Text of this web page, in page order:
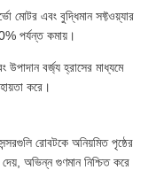
মোটর এবং বুদ্ধিমান সফ্টওয়্যার
পর্যন্ত কমায়।
বর্জ্য হ্রাসের মাধ্যমে
করে।
রোবটকে অনিয়মিত পৃষ্ঠের
অভিন্ন গুণমান নিশ্চিত করে